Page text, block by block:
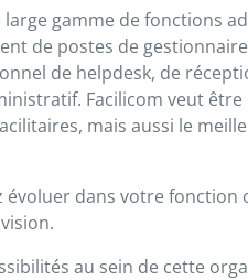
large gamme de fonctions
de postes de
de helpdesk, de
Facilicom veut
mais aussi le
évoluer dans votre
au sein de cette